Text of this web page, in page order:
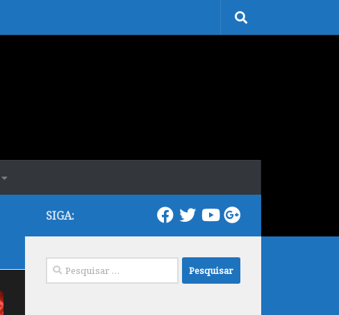
SIGA:
Pesquisar
por: